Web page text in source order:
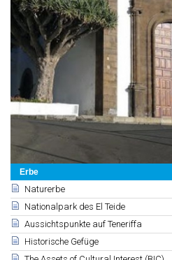
Erbe
Naturerbe
Nationalpark des El Teide
Aussichtspunkte auf Teneriffa
Historische Gefüge